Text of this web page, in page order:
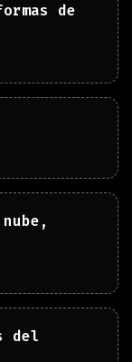
de
del